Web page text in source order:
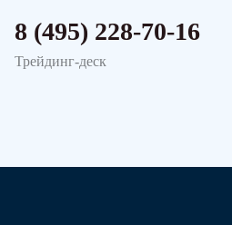
8 (495) 228-70-16
Трейдинг-деск